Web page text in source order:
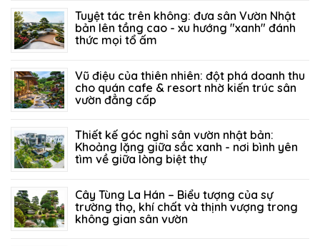
Tuyệt tác trên không: đưa sân Vườn Nhật
bản lên tầng cao - xu hướng "xanh" đánh
thức mọi tổ ấm
Vũ điệu của thiên nhiên: đột phá doanh thu
cho quán cafe & resort nhờ kiến trúc sân
vườn đẳng cấp
Thiết kế góc nghỉ sân vườn nhật bản:
Khoảng lặng giữa sắc xanh - nơi bình yên
tìm về giữa lòng biệt thự
Cây Tùng La Hán – Biểu tượng của sự
trường thọ, khí chất và thịnh vượng trong
không gian sân vườn